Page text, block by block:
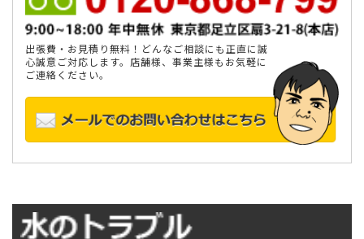
出張費・お見積り無料！どんなご相談にも正直に誠
心誠意ご対応します。店舗様、事業主様もお気軽に
ご連絡ください。